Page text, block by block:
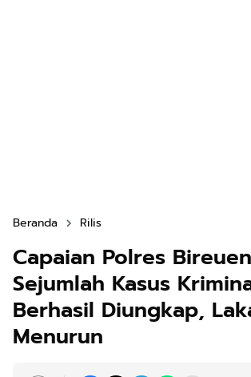
Beranda Rilis
Capaian Polres
Sejumlah Kasus
Berhasil Diungkap,
Menurun